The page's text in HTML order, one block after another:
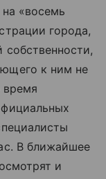
«восемь
города,
к ним не
время
В ближайшее
и